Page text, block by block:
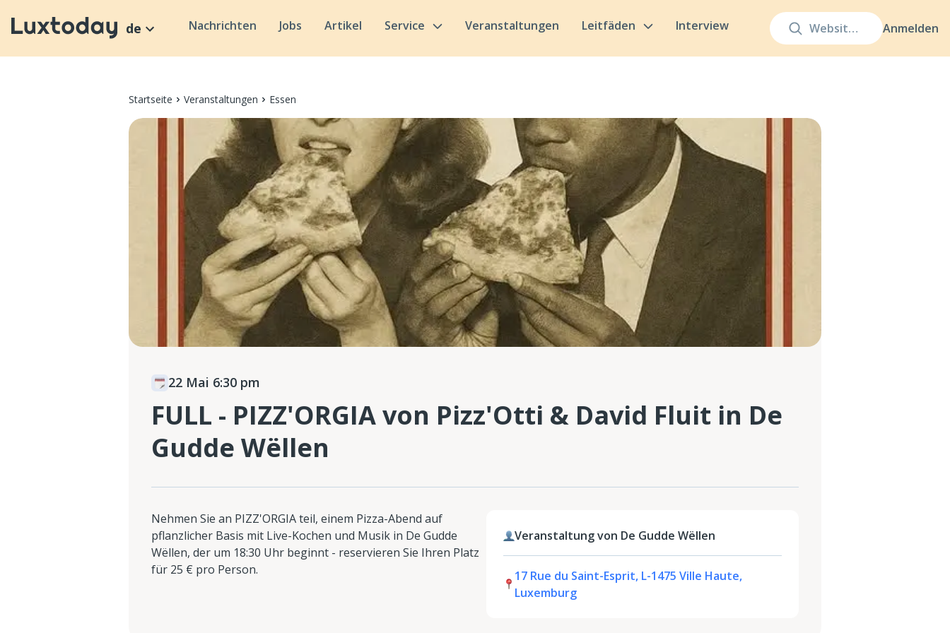
Anmelden
de Nachrichten Jobs Artikel Service Veranstaltungen Leitfäden Interview
Startseite Veranstaltungen Essen
22 Mai 6:30 pm
FULL - PIZZ'ORGIA von Pizz'Otti & David Fluit in De
Gudde Wëllen
Nehmen Sie an PIZZ'ORGIA teil, einem Pizza-Abend auf
pflanzlicher Basis mit Live-Kochen und Musik in De Gudde
Wëllen, der um 18:30 Uhr beginnt - reservieren Sie Ihren Platz
für 25 € pro Person.
Veranstaltung von De Gudde Wëllen
17 Rue du Saint-Esprit, L-1475 Ville Haute,
Luxemburg